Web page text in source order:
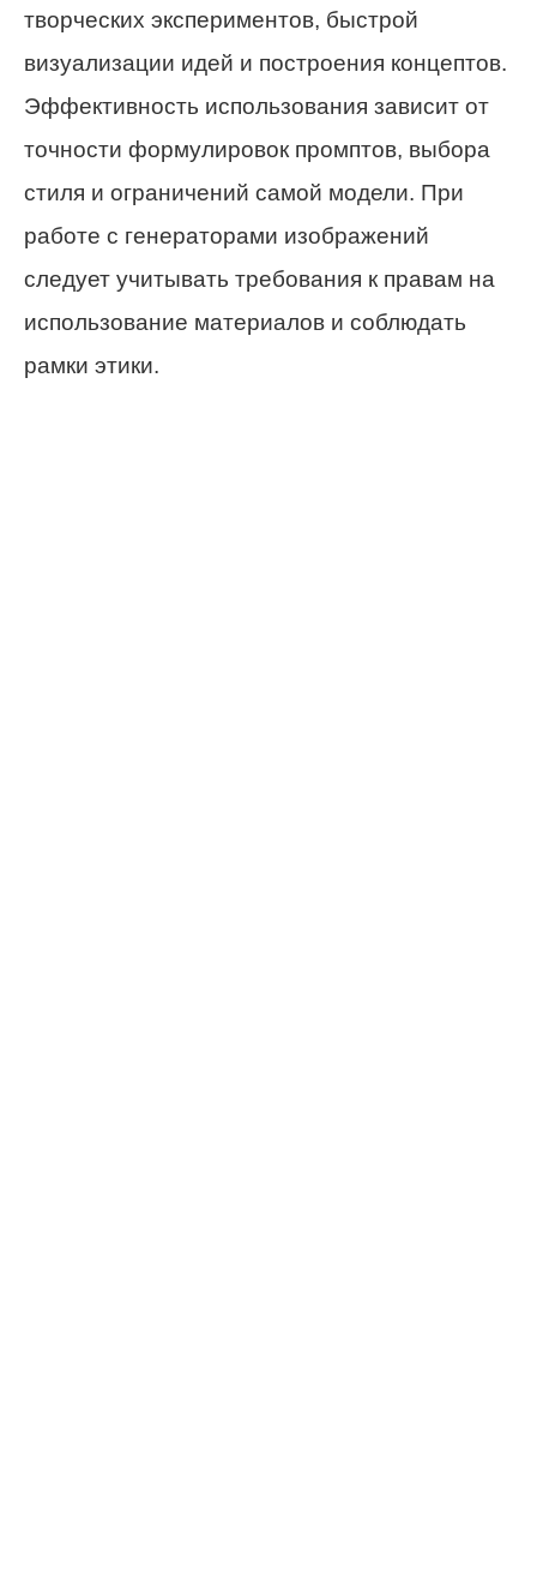
творческих экспериментов, быстрой
визуализации идей и построения концептов.
Эффективность использования зависит от
точности формулировок промптов, выбора
стиля и ограничений самой модели. При
работе с генераторами изображений
следует учитывать требования к правам на
использование материалов и соблюдать
рамки этики.